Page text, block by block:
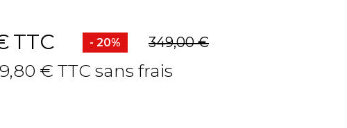
TTC - 20% 349,00 €
€ TTC sans frais